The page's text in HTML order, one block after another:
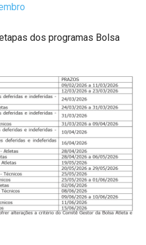
dos programas Bolsa